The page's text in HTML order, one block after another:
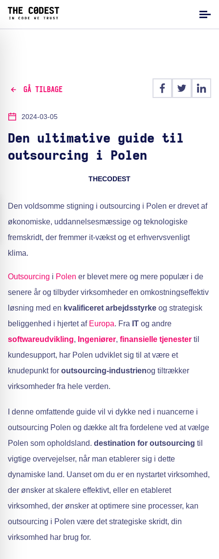
GÅ TILBAGE
2024-03-05
Den ultimative guide til
outsourcing i Polen
THECODEST
Den voldsomme stigning i outsourcing i Polen er drevet af
økonomiske, uddannelsesmæssige og teknologiske
fremskridt, der fremmer it-vækst og et erhvervsvenligt
klima.
Outsourcing i Polen er blevet mere og mere populær i de
senere år og tilbyder virksomheder en omkostningseffektiv
løsning med en kvalificeret arbejdsstyrke og strategisk
beliggenhed i hjertet af Europa. Fra IT og andre
softwareudvikling, Ingeniører, finansielle tjenester til
kundesupport, har Polen udviklet sig til at være et
knudepunkt for outsourcing-industrienog tiltrækker
virksomheder fra hele verden.
I denne omfattende guide vil vi dykke ned i nuancerne i
outsourcing Polen og dække alt fra fordelene ved at vælge
Polen som opholdsland. destination for outsourcing til
vigtige overvejelser, når man etablerer sig i dette
dynamiske land. Uanset om du er en nystartet virksomhed,
der ønsker at skalere effektivt, eller en etableret
virksomhed, der ønsker at optimere sine processer, kan
outsourcing i Polen være det strategiske skridt, din
virksomhed har brug for.